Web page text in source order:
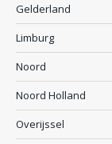
Gelderland
Limburg
Noord
Noord Holland
Overijssel